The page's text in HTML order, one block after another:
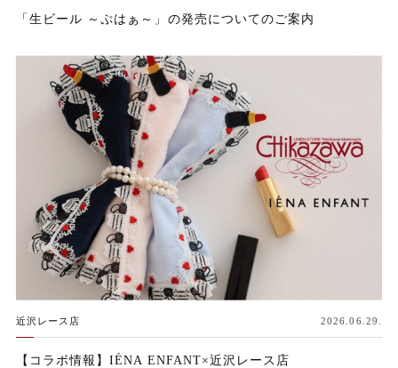
「生ビール ～ぷはぁ～」の発売についてのご案内
近沢レース店 2026.06.29.
【コラボ情報】IÉNA ENFANT×近沢レース店